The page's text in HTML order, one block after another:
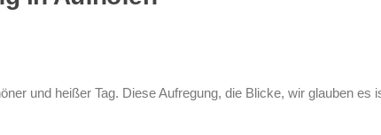
und heißer Tag. Diese Aufregung, die Blicke, wir glauben es